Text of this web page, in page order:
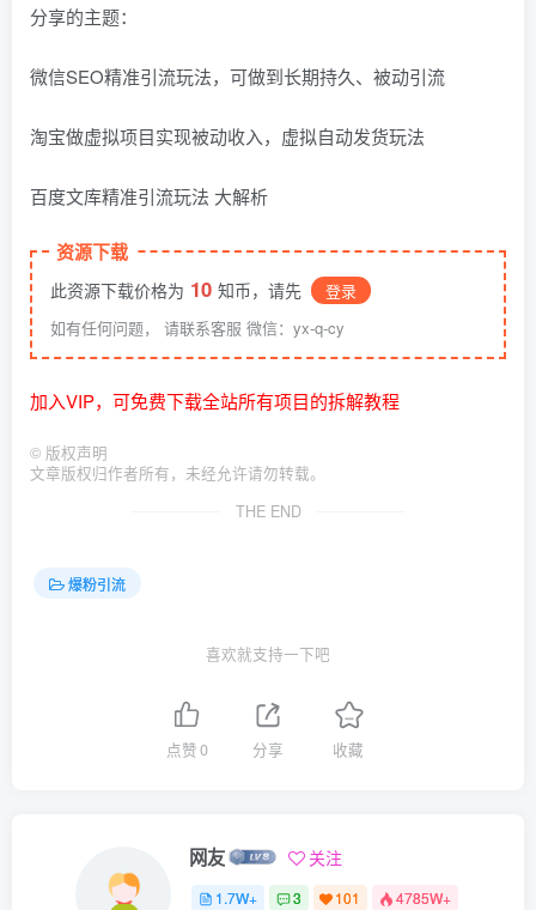
分享的主题：
微信SEO精准引流玩法，可做到长期持久、被动引流
淘宝做虚拟项目实现被动收入，虚拟自动发货玩法
百度文库精准引流玩法 大解析
资源下载
此资源下载价格为 10 知币，请先
登录
如有任何问题， 请联系客服 微信：yx-q-cy
加入VIP，可免费下载全站所有项目的拆解教程
© 版权声明
文章版权归作者所有，未经允许请勿转载。
THE END
爆粉引流
喜欢就支持一下吧
点赞0 分享 收藏
网友 关注
1.7W+ 3 101 4785W+